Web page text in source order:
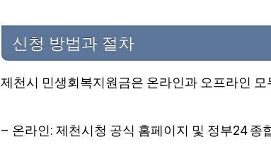
신청 방법과 절차
제천시 민생회복지원금은 온라인과 오프라인
– 온라인: 제천시청 공식 홈페이지 및 정부24 종